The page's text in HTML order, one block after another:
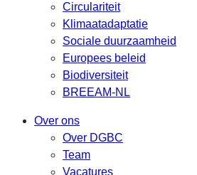
Circulariteit
Klimaatadaptatie
Sociale duurzaamheid
Europees beleid
Biodiversiteit
BREEAM-NL
Over ons
Over DGBC
Team
Vacatures